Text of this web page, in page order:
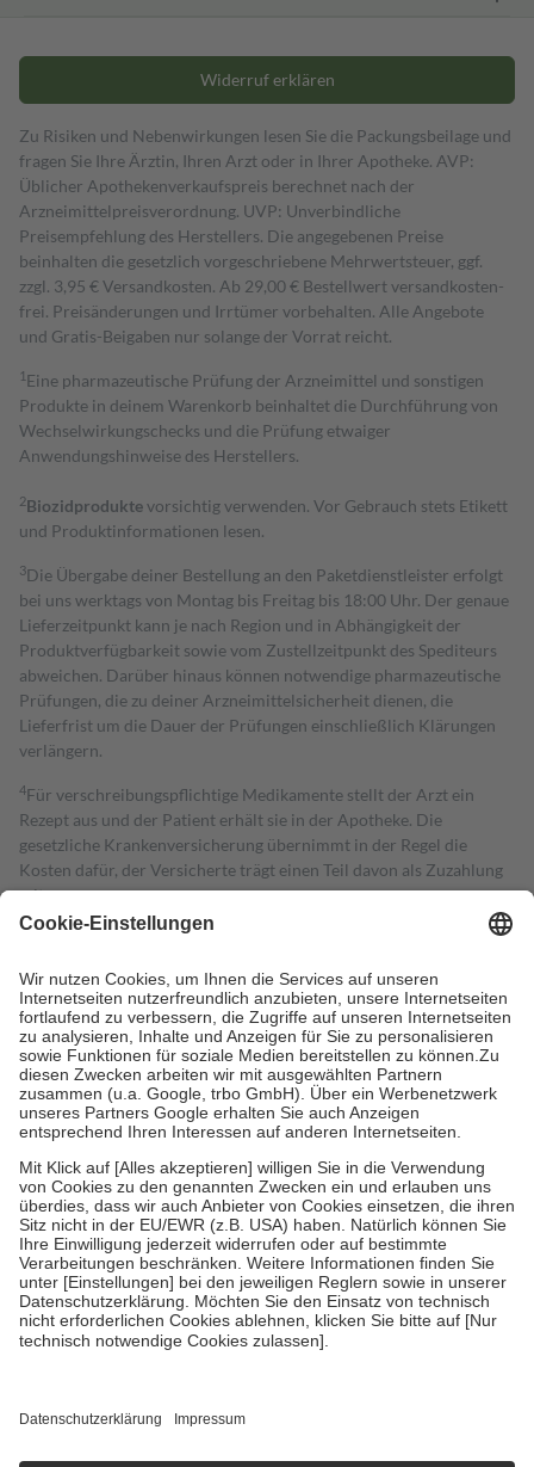
Widerruf erklären
Zu Risiken und Nebenwirkungen lesen Sie die Packungsbeilage und
fragen Sie Ihre Ärztin, Ihren Arzt oder in Ihrer Apotheke. AVP:
Üblicher Apothekenverkaufspreis berechnet nach der
Arzneimittelpreisverordnung. UVP: Unverbindliche
Preisempfehlung des Herstellers. Die angegebenen Preise
beinhalten die gesetzlich vorgeschriebene Mehrwertsteuer, ggf.
zzgl. 3,95 € Versandkosten. Ab 29,00 € Bestell­wert versand­kosten­
frei. Preisänderungen und Irrtümer vorbehalten. Alle Angebote
und Gratis-Beigaben nur solange der Vorrat reicht.
1 Eine pharmazeutische Prüfung der Arzneimittel und sonstigen
Produkte in deinem Warenkorb beinhaltet die Durchführung von
Wechselwirkungschecks und die Prüfung etwaiger
Anwendungshinweise des Herstellers.
2Biozidproduktevorsichtig verwenden. Vor Gebrauch stets Etikett
und Produktinformationen lesen.
3Die Übergabe deiner Bestellung an den Paketdienstleister erfolgt
bei uns werktags von Montag bis Freitag bis 18:00 Uhr. Der genaue
Lieferzeitpunkt kann je nach Region und in Abhängigkeit der
Produktverfügbarkeit sowie vom Zustellzeitpunkt des Spediteurs
abweichen. Darüber hinaus können notwendige pharmazeutische
Prüfungen, die zu deiner Arzneimittelsicherheit dienen, die
Lieferfrist um die Dauer der Prüfungen einschließlich Klärungen
verlängern.
4Für verschreibungspflichtige Medikamente stellt der Arzt ein
Rezept aus und der Patient erhält sie in der Apotheke. Die
gesetzliche Krankenversicherung übernimmt in der Regel die
Kosten dafür, der Versicherte trägt einen Teil davon als Zuzahlung
mit.
Grundsätzlich leisten Mitglieder Zuzahlungen in Höhe von zehn
höchstens zehn Euro.
Es sind jedoch nie mehr als die tatsächlichen
Kosten der Leistung zu entrichten.
Diese Regeln gelten grundsätzlich auch für Online-Apotheken.
Bei Heilmitteln und häuslicher Krankenpflege beträgt die
Zuzahlung zehn Prozent der Kosten sowie zehn Euro je
Verordnung.
Um das Engagement der Versicherten für ihre eigene Gesundheit zu
stärken und die besondere Stellung der Familie zu unterstützen,
fallenkeine Zuzahlungenan bei:
• Kindern und Jugendlichen bis zum vollendeten 18. Lebensjahr
mit Ausnahme der Fahrkosten
• Untersuchungen zur Vorsorge und Früherkennung, die von der
GKV getragen werden
• empfohlenen Schutzimpfungen
• Harn- und Blutteststreifen
getroffen, um sicherzustellen, dass es sich um echte Bewertungen